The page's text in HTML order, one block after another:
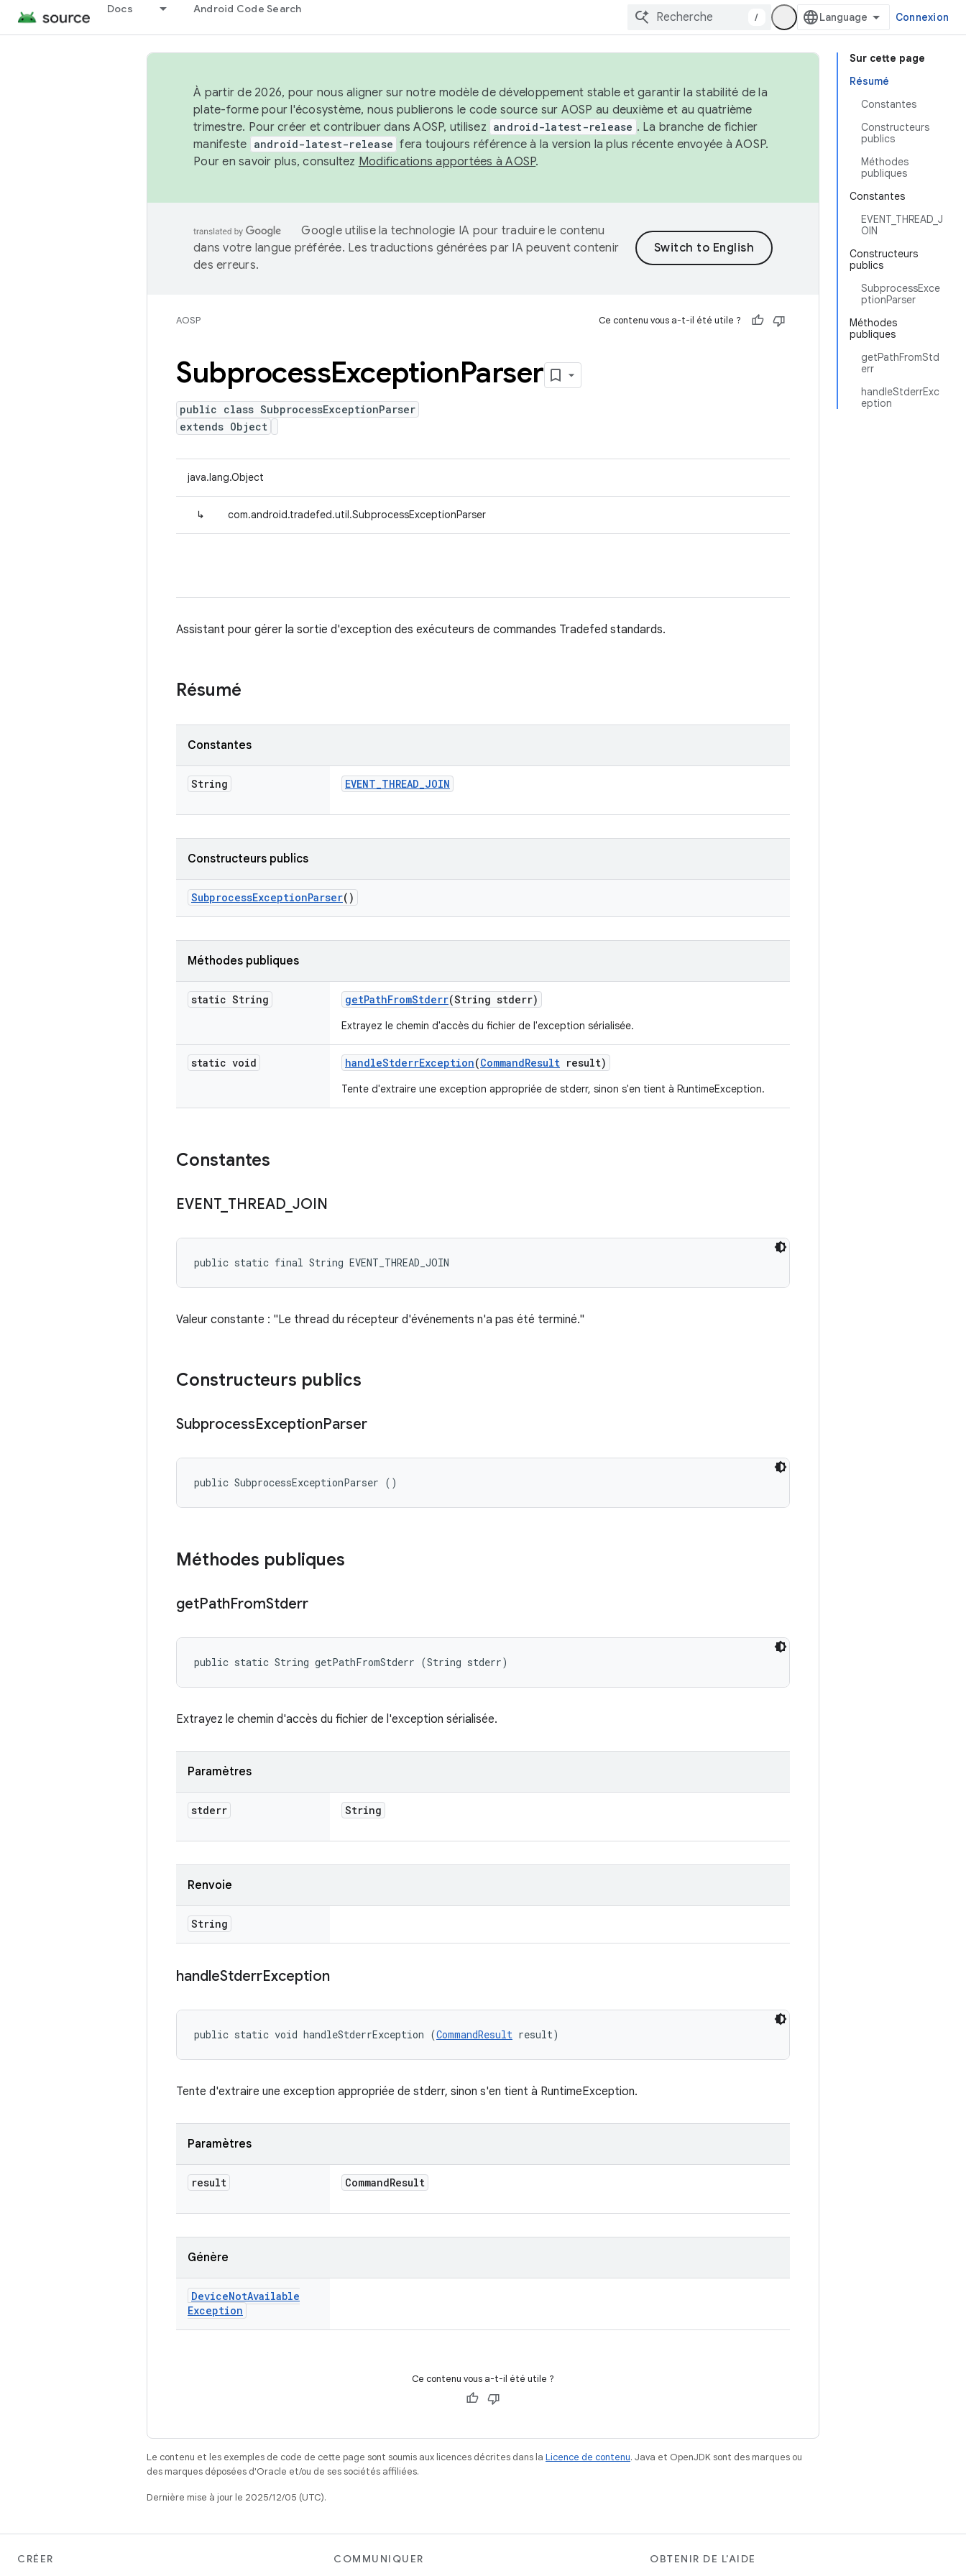
Docs Android Code Search
/ Connexion
Sur cette page
Résumé
Constantes
Constructeurs
publics
Méthodes
publiques
Constantes
EVENT_THREAD_J
OIN
Constructeurs
publics
SubprocessExce
ptionParser
Méthodes
publiques
getPathFromStd
err
handleStderrExc
eption
À partir de 2026, pour nous aligner sur notre modèle de développement stable et garantir la stabilité de la
plate-forme pour l'écosystème, nous publierons le code source sur AOSP au deuxième et au quatrième
trimestre. Pour créer et contribuer dans AOSP, utilisez android-latest-release . La branche de fichier
manifeste android-latest-release fera toujours référence à la version la plus récente envoyée à AOSP.
Pour en savoir plus, consultez Modifications apportées à AOSP.
Google utilise la technologie IA pour traduire le contenu
dans votre langue préférée. Les traductions générées par IA peuvent contenir
des erreurs.
AOSP Ce contenu vous a-t-il été utile ?
SubprocessExceptionParser
public class SubprocessExceptionParser
extends Object
java.lang.Object
↳ com.android.tradefed.util.SubprocessExceptionParser
Assistant pour gérer la sortie d'exception des exécuteurs de commandes Tradefed standards.
Résumé
Constantes
String EVENT_THREAD_JOIN
Constructeurs publics
SubprocessExceptionParser()
Méthodes publiques
static String getPathFromStderr(String stderr)
Extrayez le chemin d'accès du fichier de l'exception sérialisée.
static void handleStderrException(CommandResult result)
Tente d'extraire une exception appropriée de stderr, sinon s'en tient à RuntimeException.
Constantes
EVENT_ THREAD JOIN
public static final String EVENT_THREAD_JOIN
Valeur constante : "Le thread du récepteur d'événements n'a pas été terminé."
Constructeurs publics
SubprocessExceptionParser
public SubprocessExceptionParser ()
Méthodes publiques
getPathFromStderr
public static String getPathFromStderr (String stderr)
Extrayez le chemin d'accès du fichier de l'exception sérialisée.
Paramètres
stderr String
Renvoie
String
handleStderrException
public static void handleStderrException (CommandResult result)
Tente d'extraire une exception appropriée de stderr, sinon s'en tient à RuntimeException.
Paramètres
result CommandResult
Génère
DeviceNotAvailable
Exception
Ce contenu vous a-t-il été utile ?
Le contenu et les exemples de code de cette page sont soumis aux licences décrites dans la Licence de contenu. Java et OpenJDK sont des marques ou
des marques déposées d'Oracle et/ou de ses sociétés affiliées.
Dernière mise à jour le 2025/12/05 (UTC).
CRÉER COMMUNIQUER OBTENIR DE L'AIDE